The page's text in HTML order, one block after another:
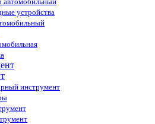
устройства
инструмент